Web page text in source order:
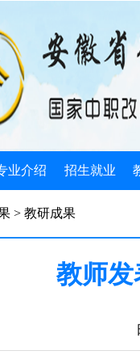
业介绍
电子类
招生就业
招生简介
招生计划
> 教研成果
教师发